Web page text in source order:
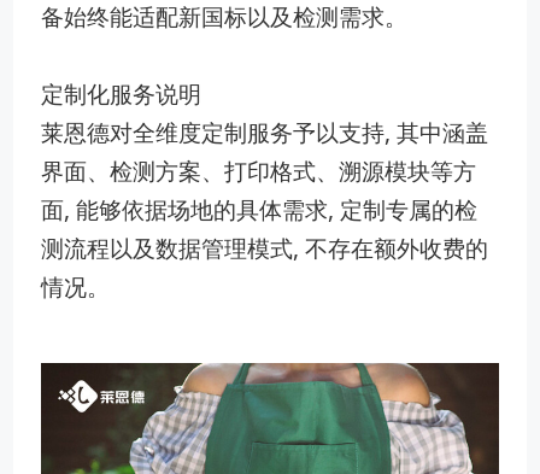
备始终能适配新国标以及检测需求。
定制化服务说明
莱恩德对全维度定制服务予以支持, 其中涵盖
界面、检测方案、打印格式、溯源模块等方
面, 能够依据场地的具体需求, 定制专属的检
测流程以及数据管理模式, 不存在额外收费的
情况。